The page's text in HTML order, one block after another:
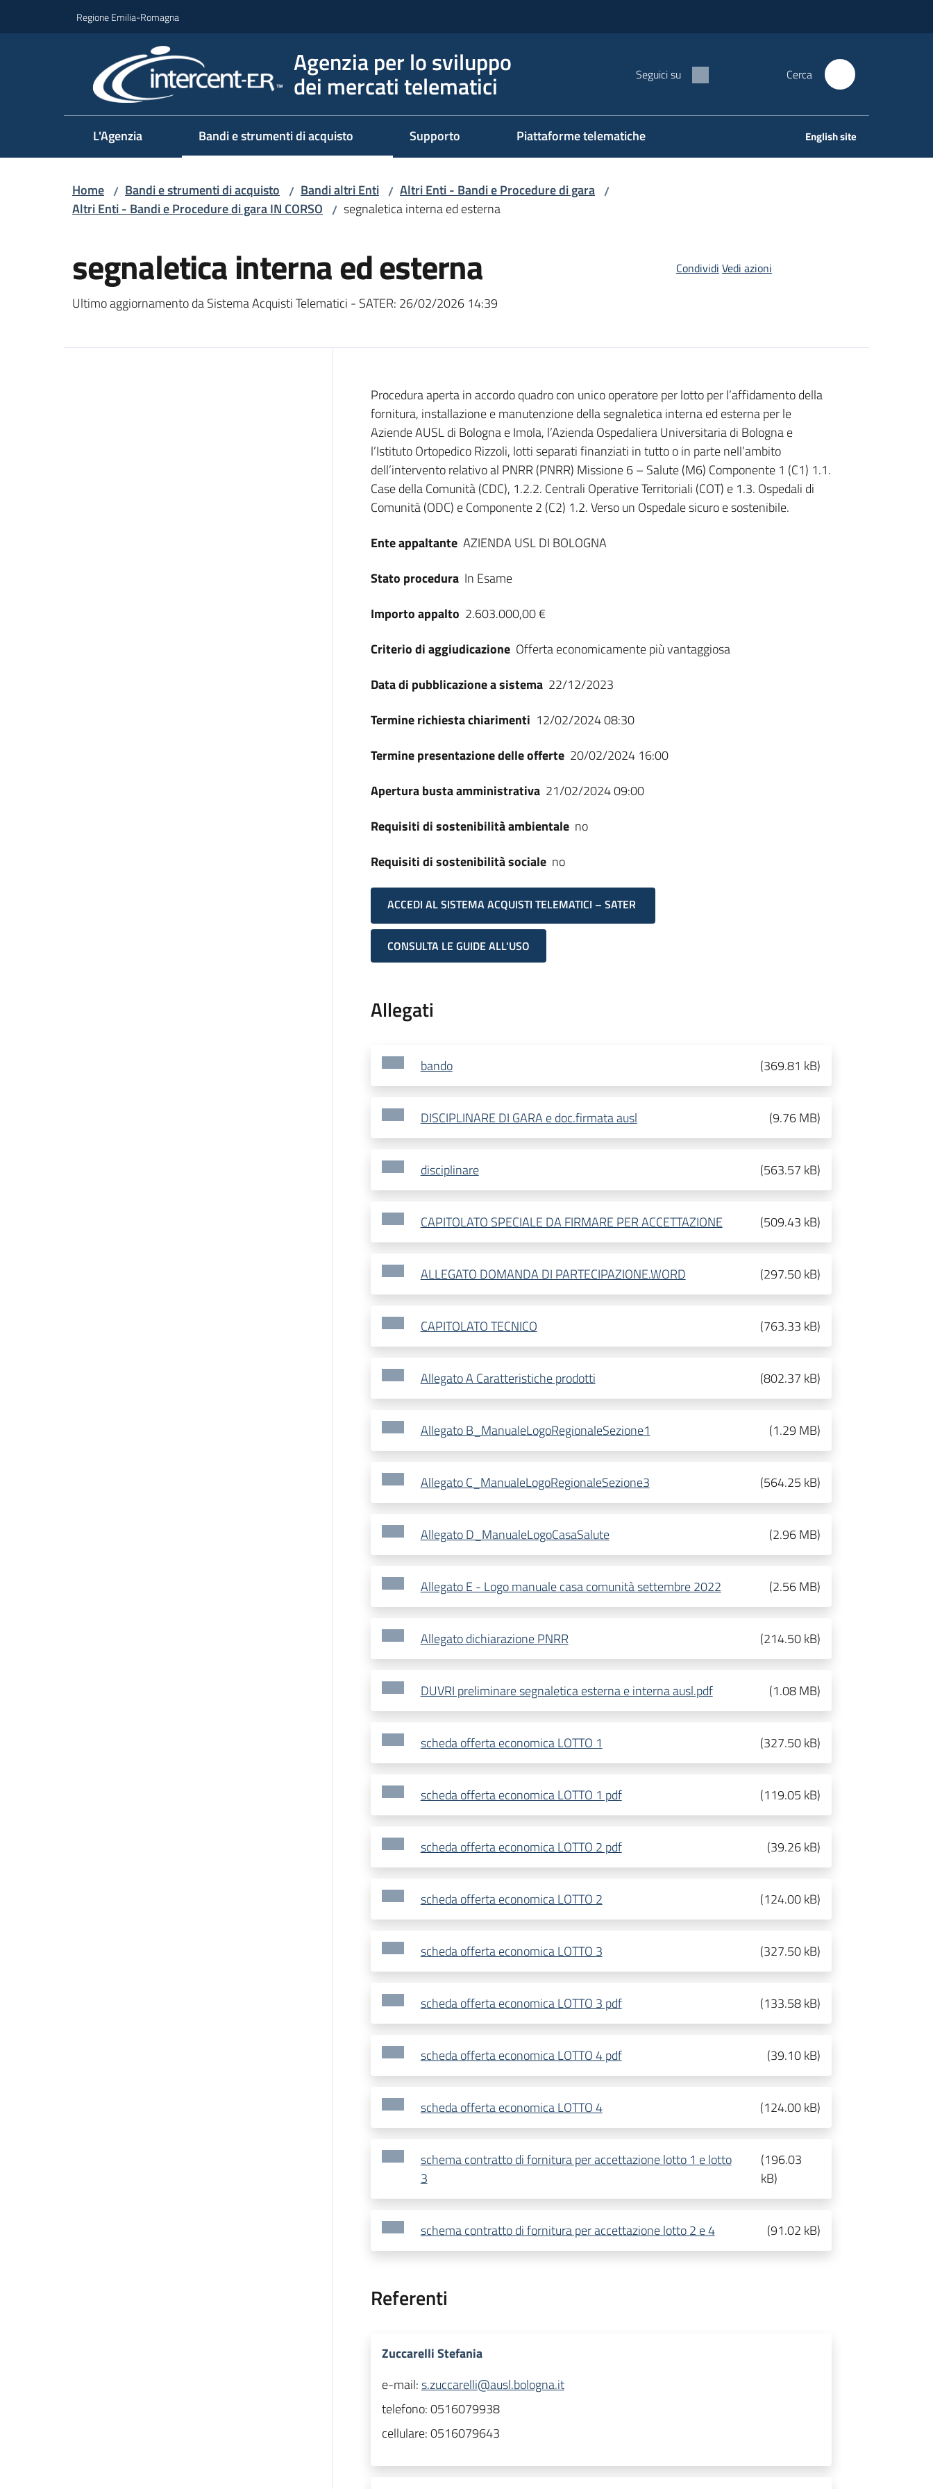
Regione Emilia-Romagna
Agenzia per lo sviluppo
dei mercati telematici Seguici su Cerca
L'Agenzia Bandi e strumenti di acquisto Supporto Piattaforme telematiche English site
Home / Bandi e strumenti di acquisto / Bandi altri Enti / Altri Enti - Bandi e Procedure di gara /
Altri Enti - Bandi e Procedure di gara IN CORSO / segnaletica interna ed esterna
segnaletica interna ed esterna
Ultimo aggiornamento da Sistema Acquisti Telematici - SATER: 26/02/2026 14:39
Condividi Vedi azioni
Dati del bando
Procedura aperta in accordo quadro con unico operatore per lotto per l’affidamento della
fornitura, installazione e manutenzione della segnaletica interna ed esterna per le
Aziende AUSL di Bologna e Imola, l’Azienda Ospedaliera Universitaria di Bologna e
l’Istituto Ortopedico Rizzoli, lotti separati finanziati in tutto o in parte nell’ambito
dell’intervento relativo al PNRR (PNRR) Missione 6 – Salute (M6) Componente 1 (C1) 1.1.
Case della Comunità (CDC), 1.2.2. Centrali Operative Territoriali (COT) e 1.3. Ospedali di
Comunità (ODC) e Componente 2 (C2) 1.2. Verso un Ospedale sicuro e sostenibile.
Ente appaltante AZIENDA USL DI BOLOGNA
Stato procedura In Esame
Importo appalto 2.603.000,00 €
Criterio di aggiudicazione Offerta economicamente più vantaggiosa
Data di pubblicazione a sistema 22/12/2023
Termine richiesta chiarimenti 12/02/2024 08:30
Termine presentazione delle offerte 20/02/2024 16:00
Apertura busta amministrativa 21/02/2024 09:00
Requisiti di sostenibilità ambientale no
Requisiti di sostenibilità sociale no
ACCEDI AL SISTEMA ACQUISTI TELEMATICI – SATER
CONSULTA LE GUIDE ALL'USO
Allegati
bando (369.81 kB)
DISCIPLINARE DI GARA e doc.firmata ausl (9.76 MB)
disciplinare (563.57 kB)
CAPITOLATO SPECIALE DA FIRMARE PER ACCETTAZIONE (509.43 kB)
ALLEGATO DOMANDA DI PARTECIPAZIONE.WORD (297.50 kB)
CAPITOLATO TECNICO (763.33 kB)
Allegato A Caratteristiche prodotti (802.37 kB)
Allegato B_ManualeLogoRegionaleSezione1 (1.29 MB)
Allegato C_ManualeLogoRegionaleSezione3 (564.25 kB)
Allegato D_ManualeLogoCasaSalute (2.96 MB)
Allegato E - Logo manuale casa comunità settembre 2022 (2.56 MB)
Allegato dichiarazione PNRR (214.50 kB)
DUVRI preliminare segnaletica esterna e interna ausl.pdf (1.08 MB)
scheda offerta economica LOTTO 1 (327.50 kB)
scheda offerta economica LOTTO 1 pdf (119.05 kB)
scheda offerta economica LOTTO 2 pdf (39.26 kB)
scheda offerta economica LOTTO 2 (124.00 kB)
scheda offerta economica LOTTO 3 (327.50 kB)
scheda offerta economica LOTTO 3 pdf (133.58 kB)
scheda offerta economica LOTTO 4 pdf (39.10 kB)
scheda offerta economica LOTTO 4 (124.00 kB)
schema contratto di fornitura per accettazione lotto 1 e lotto
3
(196.03
kB)
schema contratto di fornitura per accettazione lotto 2 e 4 (91.02 kB)
Referenti
Zuccarelli Stefania
e-mail:s.zuccarelli@ausl.bologna.it
telefono:0516079938
cellulare:0516079643